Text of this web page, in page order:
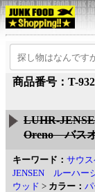
商品番号：T-
LUHR-
Oreno バス
キーワード： サウ
JENSEN ルーハー
ウッド > カラー： パ